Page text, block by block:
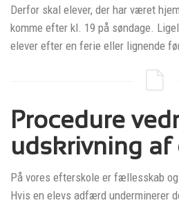
Derfor skal elever, der har været
komme efter kl. 19 på søndage.
elever efter en ferie eller lignende
Procedure
udskrivning af
På vores efterskole er fællesskab
Hvis en elevs adfærd underminerer